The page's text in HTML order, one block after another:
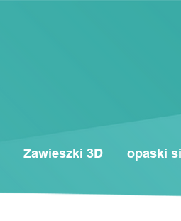
Zawieszki 3D opaski